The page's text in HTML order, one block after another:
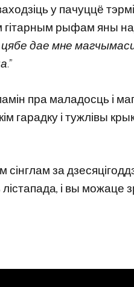
у пачуццё
рыфам яны
дае мне
.”
пра маладосць і
гарадку і тужлівы
за
і вы можаце